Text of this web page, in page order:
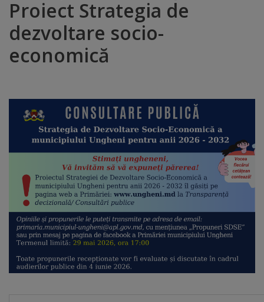
Orașe
înfrățite
Distincții
de
onoare
Deținători
ai
titlului
„Merite
pentru
Ungheni”
Proiect Strategia de
dezvoltare socio-
economică